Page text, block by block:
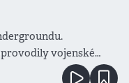
vojenské